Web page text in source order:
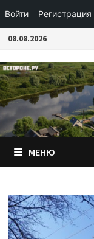
Войти Регистрация
Перейти
содержимому
08.08.2026
МЕНЮ